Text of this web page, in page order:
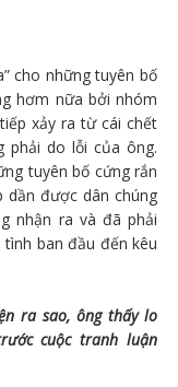
cho những tuyên bố
hơm nữa bởi nhóm
xảy ra từ cái chết
phải do lỗi của ông.
tuyên bố cứng rắn
dần được dân chúng
nhận ra và đã phải
ban đầu đến kêu
ra sao, ông thấy lo
cuộc tranh luận